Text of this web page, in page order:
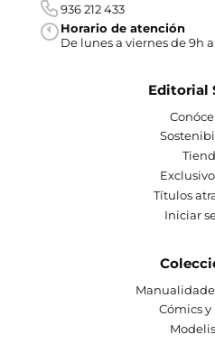
936 212 433
Horario de atención
De lunes a viernes de 9h a
Editorial
Títulos
Iniciar
Cómics y